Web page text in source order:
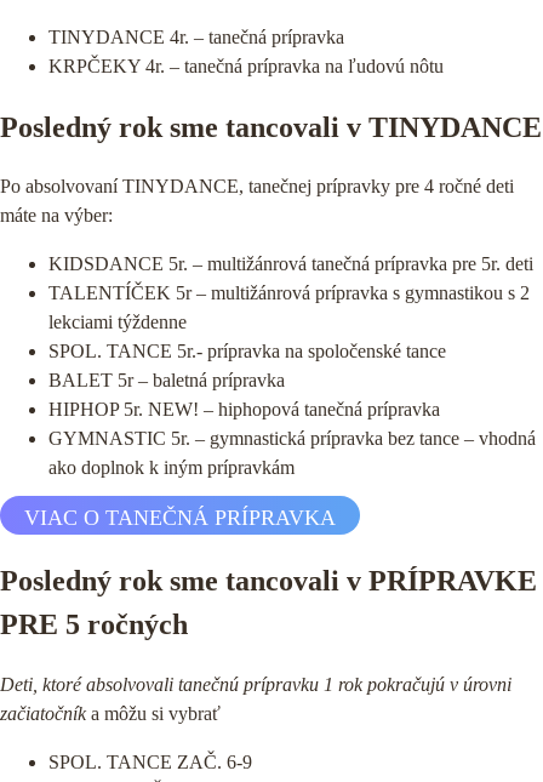
PRIHLÁŠKY
TINYDANCE 4r. – tanečná prípravka
KRPČEKY 4r. – tanečná prípravka na ľudovú nôtu
Posledný rok sme tancovali v TINYDANCE
Po absolvovaní TINYDANCE, tanečnej prípravky pre 4 ročné deti
máte na výber:
KIDSDANCE 5r. – multižánrová tanečná prípravka pre 5r. deti
TALENTÍČEK 5r – multižánrová prípravka s gymnastikou s 2
lekciami týždenne
SPOL. TANCE 5r.- prípravka na spoločenské tance
BALET 5r – baletná prípravka
HIPHOP 5r. NEW! – hiphopová tanečná prípravka
GYMNASTIC 5r. – gymnastická prípravka bez tance – vhodná
ako doplnok k iným prípravkám
VIAC O TANEČNÁ PRÍPRAVKA
Posledný rok sme tancovali v PRÍPRAVKE
PRE 5 ročných
Deti, ktoré absolvovali tanečnú prípravku 1 rok pokračujú v úrovni
začiatočníka môžu si vybrať
SPOL. TANCE ZAČ. 6-9